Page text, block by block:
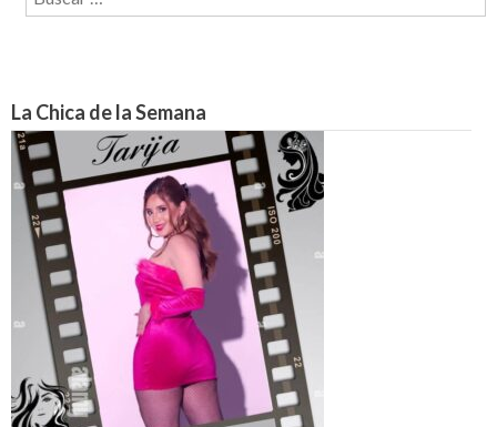
La Chica de la Semana